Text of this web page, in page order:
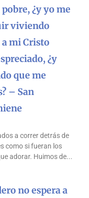
¿y yo me
viviendo
a mi Cristo
¿y
que me
– San
a correr detrás de
como si fueran los
adorar. Huimos de
no espera a